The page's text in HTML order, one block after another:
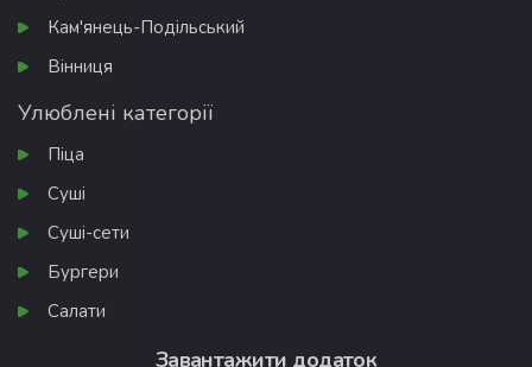
Кам'янець-Подільський
Вінниця
Улюблені категорії
Піца
Суші
Суші-сети
Бургери
Салати
Завантажити додаток